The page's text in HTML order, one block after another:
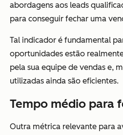
abordagens aos leads
para conseguir fechar uma
Tal indicador é fundamental
oportunidades estão
pela sua equipe de vendas e,
utilizadas ainda são eficientes.
Tempo médio para
Outra métrica relevante para